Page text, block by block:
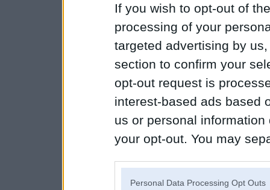
If you wish to opt-out of
processing of your
targeted advertising by
section to confirm your
opt-out request is
interest-based ads based
us or personal
your opt-out. You may
Personal Data Processing Opt Outs